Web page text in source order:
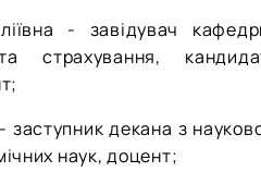
- завідувач
страхування,
заступник декана з
наук, доцент;